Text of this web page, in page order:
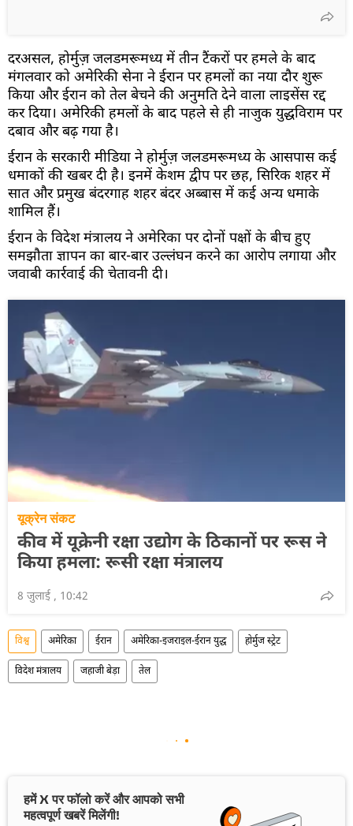
दरअसल, होर्मुज़ जलडमरूमध्य में तीन टैंकरों पर हमले के बाद
मंगलवार को अमेरिकी सेना ने ईरान पर हमलों का नया दौर शुरू
किया और ईरान को तेल बेचने की अनुमति देने वाला लाइसेंस रद्द
कर दिया। अमेरिकी हमलों के बाद पहले से ही नाजुक युद्धविराम पर
दबाव और बढ़ गया है।
ईरान के सरकारी मीडिया ने होर्मुज़ जलडमरूमध्य के आसपास कई
धमाकों की खबर दी है। इनमें केशम द्वीप पर छह, सिरिक शहर में
सात और प्रमुख बंदरगाह शहर बंदर अब्बास में कई अन्य धमाके
शामिल हैं।
ईरान के विदेश मंत्रालय ने अमेरिका पर दोनों पक्षों के बीच हुए
समझौता ज्ञापन का बार-बार उल्लंघन करने का आरोप लगाया और
जवाबी कार्रवाई की चेतावनी दी।
यूक्रेन संकट
कीव में यूक्रेनी रक्षा उद्योग के ठिकानों पर रूस ने
किया हमला: रूसी रक्षा मंत्रालय
8 जुलाई , 10:42
विश्व अमेरिका ईरान अमेरिका-इजराइल-ईरान युद्ध होर्मुज स्ट्रेट
विदेश मंत्रालय जहाजी बेड़ा तेल
हमें X पर फॉलो करें और आपको सभी
महत्वपूर्ण खबरें मिलेंगी!